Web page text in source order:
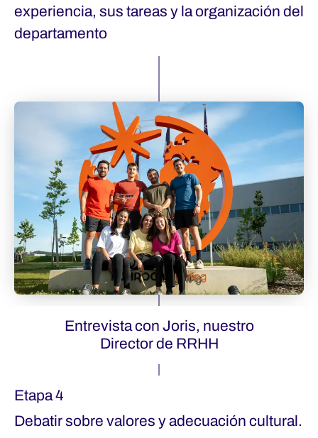
experiencia, sus tareas y la organización del
departamento
Entrevista con Joris, nuestro
Director de RRHH
Etapa 4
Debatir sobre valores y adecuación cultural.